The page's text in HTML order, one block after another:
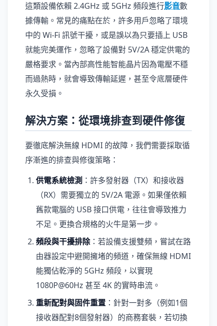
這類設備依賴 2.4GHz 或 5GHz 頻段進行影音數
據傳輸。常見的痛點在於，許多用戶忽略了環境
中的 Wi-Fi 訊號干擾，或是誤以為只要插上 USB
就能完美運作，忽略了設備對 5V/2A 穩定供電的
嚴格要求。當內部高性能智能晶片因為電壓不穩
而過熱時，就會導致傳輸延遲，甚至令底層硬件
永久受損。
解決方案：從環境排查到硬件修復
要徹底解決無線 HDMI 的故障，我們需要採取循
序漸進的排查與修復策略：
供電系統檢測 ：許多發射器（TX）和接收器
（RX）需要獨立的 5V/2A 電源。如果僅依賴
舊款電腦的 USB 接口供電，往往會導致推力
不足。更換合規格的火牛是第一步。
頻段與干擾排除：若設備支援雙頻，嘗試在路
由器設定中避開擁堵的頻道，確保無線 HDMI
能獨佔乾淨的 5GHz 頻段，以實現
1080P@60Hz 甚至 4K 的實時串流。
重新配對與固件重置 ：針對一對多（例如1個
接收器配對8個發射器）的商務套裝，若切換